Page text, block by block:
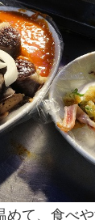
めて、食べ